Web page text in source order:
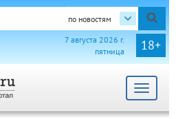
по новостям
18+
7 августа 2026 г.
пятница
Toggle